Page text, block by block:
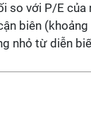
so với P/E
biên
nhỏ từ diễn